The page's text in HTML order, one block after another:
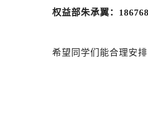
权益部朱承翼 ：
希望同学们能合理安